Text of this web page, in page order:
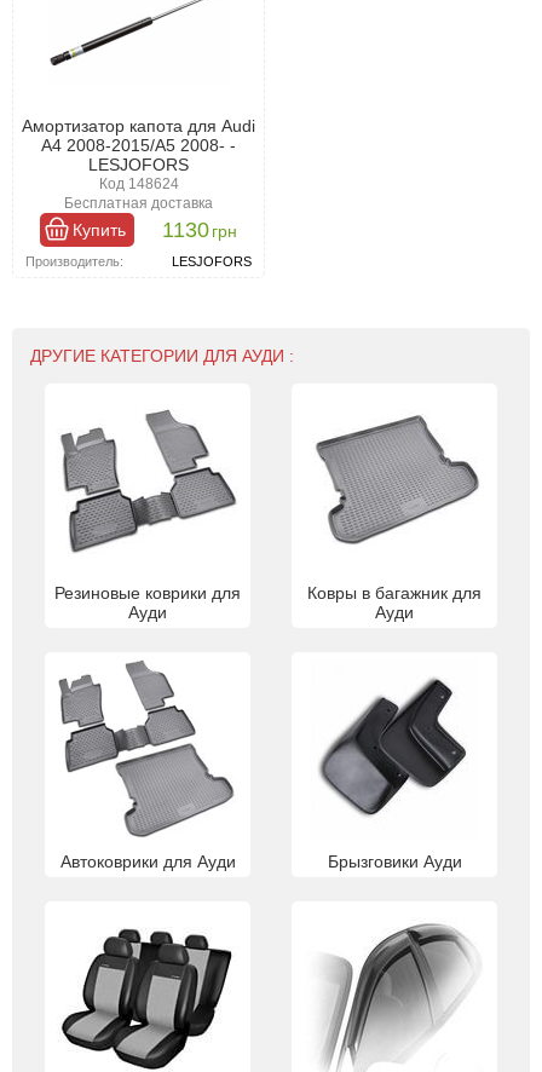
Амортизатор капота для Audi
A4 2008-2015/A5 2008- -
LESJOFORS
Код 148624
Бесплатная доставка
Купить 1130 грн
Производитель: LESJOFORS
ДРУГИЕ КАТЕГОРИИ ДЛЯ АУДИ :
Резиновые коврики для
Ауди
Ковры в багажник для
Ауди
Автоковрики для Ауди Брызговики Ауди